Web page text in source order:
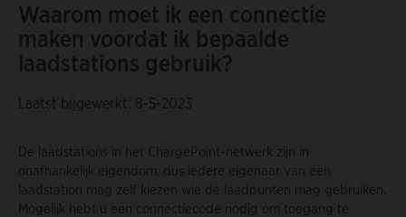
Waarom moet ik een connectie
maken voordat ik bepaalde
laadstations gebruik?
Laatst bijgewerkt: 8-5-2023
De laadstations in het ChargePoint-netwerk zijn in
onafhankelijk eigendom, dus iedere eigenaar van een
laadstation mag zelf kiezen wie de laadpunten mag gebruiken.
Mogelijk hebt u een connectiecode nodig om toegang te